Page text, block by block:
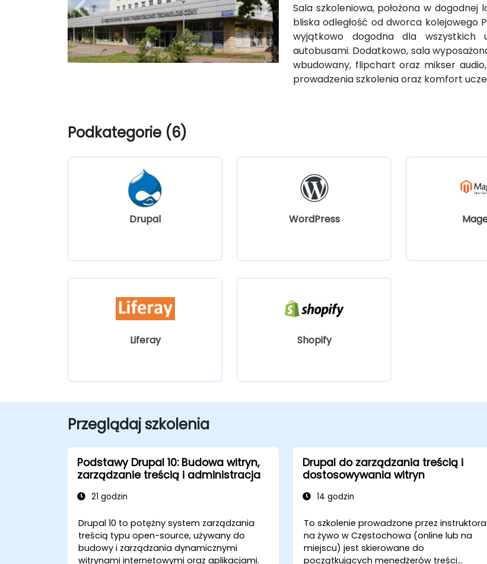
Sala szkoleniowa, położona w
bliska odległość od dworca kolejowego
wyjątkowo dogodna dla wszystkich
autobusami. Dodatkowo, sala
wbudowany, flipchart oraz mikser
prowadzenia szkolenia oraz komfort
Podkategorie (6)
Drupal WordPress
Liferay Shopify
Przeglądaj szkolenia
Podstawy Drupal 10: Budowa witryn,
zarządzanie treścią i administracja
21 godzin
Drupal 10 to potężny system zarządzania
treścią typu open-source, używany do
budowy i zarządzania dynamicznymi
witrynami internetowymi oraz aplikacjami.
Drupal do zarządzania treścią i
dostosowywania witryn
14 godzin
To szkolenie prowadzone przez instruktora
na żywo w Częstochowa (online lub na
miejscu) jest skierowane do
początkujących menedżerów treści